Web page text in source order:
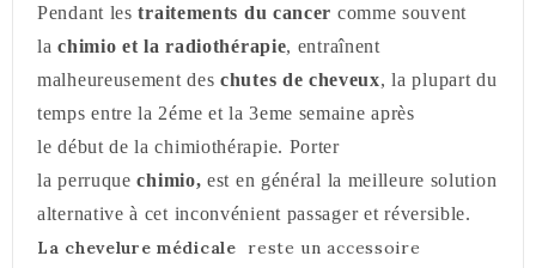
Pendant lestraitements du cancer comme souvent
lachimio et la radiothérapie, entraînent
malheureusement des chutes de cheveux, la plupart du
temps entre la 2éme et la 3eme semaine après
le début de la chimiothérapie. Porter
la perruque chimio, est en général la meilleure solution
alternative à cet inconvénient passager et réversible.
La chevelure médicale reste un accessoire